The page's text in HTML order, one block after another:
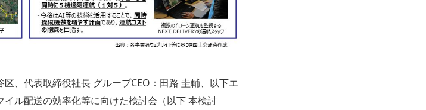
、代表取締役社長 グループCEO：田路 圭輔、以下エ
ル配送の効率化等に向けた検討会（以下 本検討